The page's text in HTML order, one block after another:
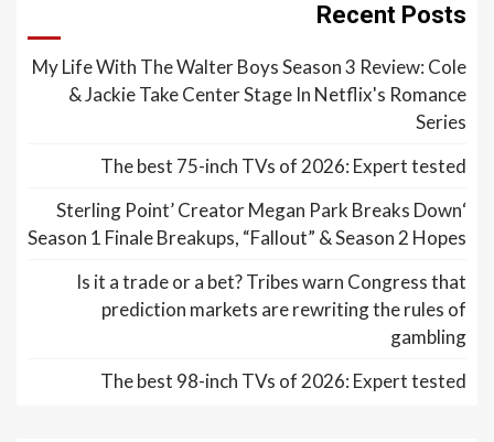
Recent Posts
My Life With The Walter Boys Season 3 Review: Cole
& Jackie Take Center Stage In Netflix's Romance
Series
The best 75-inch TVs of 2026: Expert tested
‘Sterling Point’ Creator Megan Park Breaks Down
Season 1 Finale Breakups, “Fallout” & Season 2 Hopes
Is it a trade or a bet? Tribes warn Congress that
prediction markets are rewriting the rules of
gambling
The best 98-inch TVs of 2026: Expert tested